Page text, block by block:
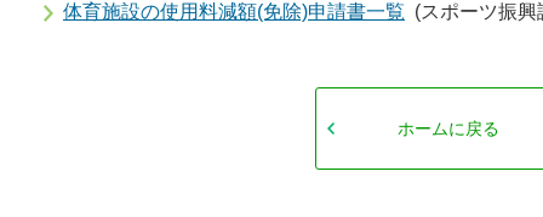
体育施設の使用料減額(免除)申請書一覧 (スポーツ振興
ホームに戻る